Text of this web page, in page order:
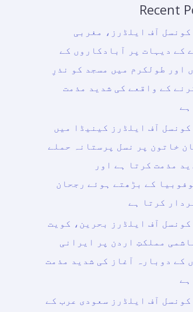
Recent
کونسل آف ایلڈرز، مغربی
کے دیہات پر آبادکاروں کے
اور طولکرم میں مسجد کو نذرِ
کے واقعے کی شدید مذمت
ہے
کونسل آف ایلڈرز کینیڈا میں
خاتون پر نسل پرستانہ حملے
مذمت کرتا ہے اور
کے بڑھتے ہوئے رجحان
کرتا ہے
کونسل آف ایلڈرز بحرین، کویت
مملکتِ اردن پر ایرانی
کے دوبارہ آغاز کی شدید مذمت
ہے
کونسل آف ایلڈرز سعودی عرب کے